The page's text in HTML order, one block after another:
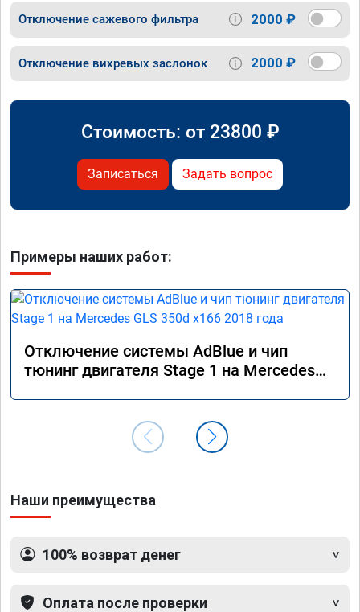
Отключение сажевого фильтра 2000 ₽
Отключение вихревых заслонок 2000 ₽
Стоимость: от 23800 ₽
Записаться Задать вопрос
Примеры наших работ:
Отключение системы AdBlue и чип
тюнинг двигателя Stage 1 на Mercedes
Наши преимущества
100% возврат денег
Оплата после проверки